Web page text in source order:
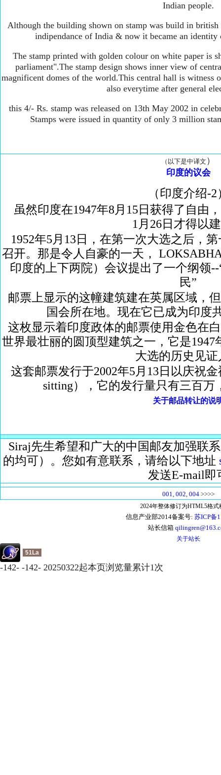
Indian people.
Although the building shown on stamp was build in
indipendance of India & now it became an
The stamp printed with golden colour on white paper is
parliament".The stamp design shows inner view of
magnificent domes of the world.This central hall is witness
also everytime after general
this 4/- Rs. stamp was released on 13th May 2002 in
Stamps were issued in quantity of only 3 million
（以下是中译文 ）
印度的议会
（印度介绍-2
虽然印度在1947年8月15日获得了自由
1月26日才得以
1952年5月13日，在第一次大选之后，
召开。那是令人自豪的一天，
印度的上下两院）会议提出了一个纲领
民”
邮票上显示的这幢建筑建在英属区域，
国会所在地。现在它已成为印度
这枚显示着印度政体的邮票使用金色在
世界最壮丽的圆顶型建筑之一，它是
大选的历史见证
这套邮票发行于2002年5月13日以庆祝
sitting），它的发行量只有三百万
关于邮品转让的说
Siraj先生希望和广大的中国邮友加强联
的均可）。您如有意联系，请给以下地址
发送E-mail即
001, 002, 004>>>>
2024年整体修订为HTML5格式
信息产业部2014备案号: 苏ICP备
站长信箱
关于站长
51La
-142- -142- 20250322起本页浏览量累计1次